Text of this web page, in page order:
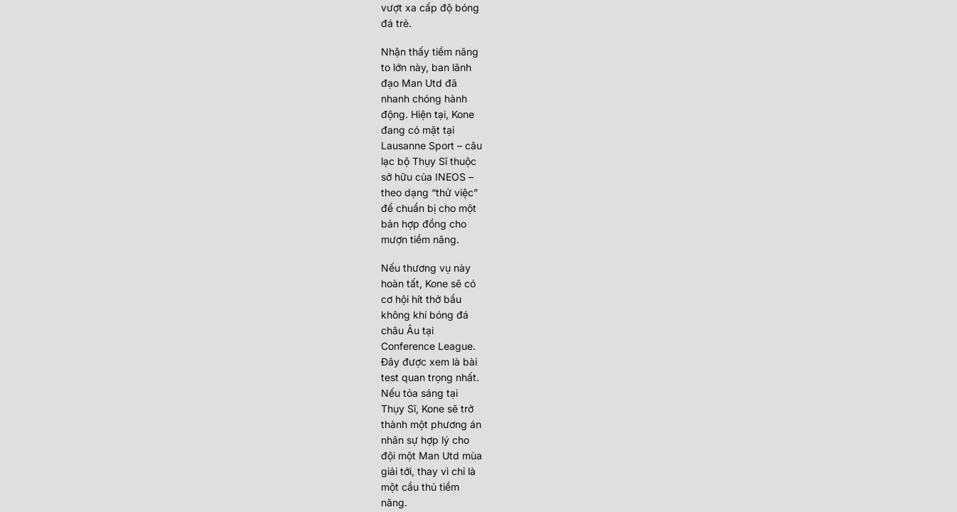
vượt xa cấp độ bóng
đá trẻ.
Nhận thấy tiềm năng
to lớn này, ban lãnh
đạo Man Utd đã
nhanh chóng hành
động. Hiện tại, Kone
đang có mặt tại
Lausanne Sport – câu
lạc bộ Thụy Sĩ thuộc
sở hữu của INEOS –
theo dạng “thử việc”
để chuẩn bị cho một
bản hợp đồng cho
mượn tiềm năng.
Nếu thương vụ này
hoàn tất, Kone sẽ có
cơ hội hít thở bầu
không khí bóng đá
châu Âu tại
Conference League.
Đây được xem là bài
test quan trọng nhất.
Nếu tỏa sáng tại
Thụy Sĩ, Kone sẽ trở
thành một phương án
nhân sự hợp lý cho
đội một Man Utd mùa
giải tới, thay vì chỉ là
một cầu thủ tiềm
năng.